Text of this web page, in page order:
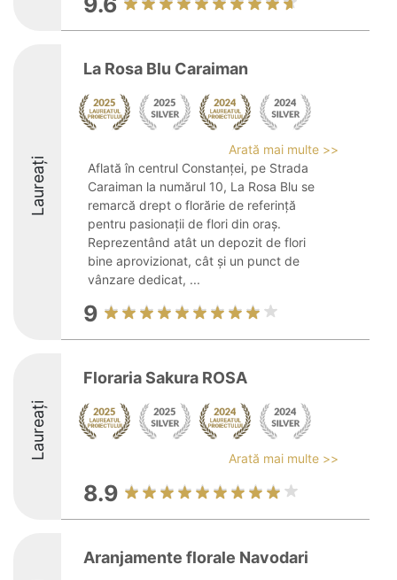
Laureați
La Rosa Blu Caraiman
Arată mai multe >>
Aflată în centrul Constanței, pe Strada
Caraiman la numărul 10, La Rosa Blu se
remarcă drept o florărie de referință
pentru pasionații de flori din oraș.
Reprezentând atât un depozit de flori
bine aprovizionat, cât și un punct de
vânzare dedicat, ...
9
Laureați
Floraria Sakura ROSA
Arată mai multe >>
8.9
Aranjamente florale Navodari